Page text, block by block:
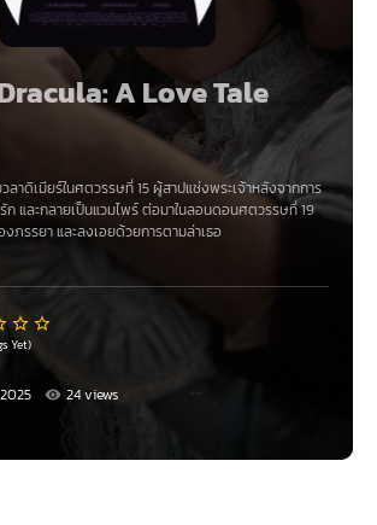
A Love Tale
ลาดิเมียร์ในศตวรรษที่ 15 ผู้สาปแช่งพระเจ้าหลังจากการ
และกลายเป็นแวมไพร์ ต่อมาในลอนดอนศตวรรษที่ 19
ภรรยา และลงเอยด้วยการตามล่าเธอ
Yet)
2025 24 views